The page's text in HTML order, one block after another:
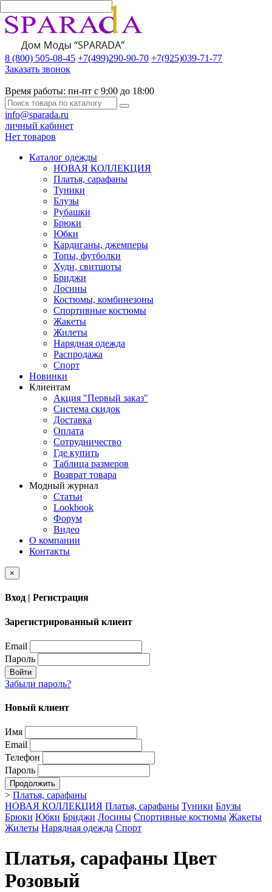
8 (800) 505-08-45 +7(499)290-90-70 +7(925)039-71-77
Заказать звонок
Время работы: пн-пт с 9:00 до 18:00
info@sparada.ru
личный кабинет
Нет товаров
Каталог одежды
НОВАЯ КОЛЛЕКЦИЯ
Платья, сарафаны
Туники
Блузы
Рубашки
Брюки
Юбки
Кардиганы, джемперы
Топы, футболки
Худи, свитшоты
Бриджи
Лосины
Костюмы, комбинезоны
Спортивные костюмы
Жакеты
Жилеты
Нарядная одежда
Распродажа
Спорт
Новинки
Клиентам
Акция "Первый заказ"
Система скидок
Доставка
Оплата
Сотрудничество
Где купить
Таблица размеров
Возврат товара
Модный журнал
Статьи
Lookbook
Форум
Видео
О компании
Контакты
×
Вход | Регистрация
Зарегистрированный клиент
Email
Пароль
Войти
Забыли пароль?
Новый клиент
Имя
Email
Телефон
Пароль
Продолжить
> Платья, сарафаны
НОВАЯ КОЛЛЕКЦИЯ Платья, сарафаны Туники Блузы
Брюки Юбки Бриджи Лосины Спортивные костюмы Жакеты
Жилеты Нарядная одежда Спорт
Платья, сарафаны Цвет
Розовый